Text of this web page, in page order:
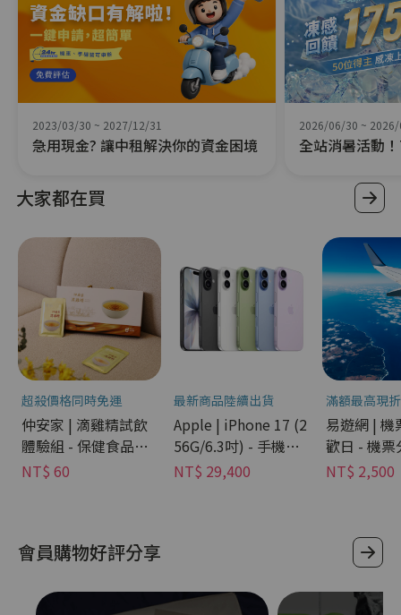
2023/03/30 ~ 2027/12/31
急用現金? 讓中租解決你的資金困境
2026/06/30 ~
全站消暑活動
大家都在買
超殺價格同時免運
仲安家 | 滴雞精試飲
體驗組 - 保健食品分
期
NT$ 60
最新商品陸續出貨
Apple | iPhone 17 (2
56G/6.3吋) - 手機分
期
NT$ 29,400
滿額最高現
易遊網 | 機
歡日 - 機票
NT$ 2,500
會員購物好評分享